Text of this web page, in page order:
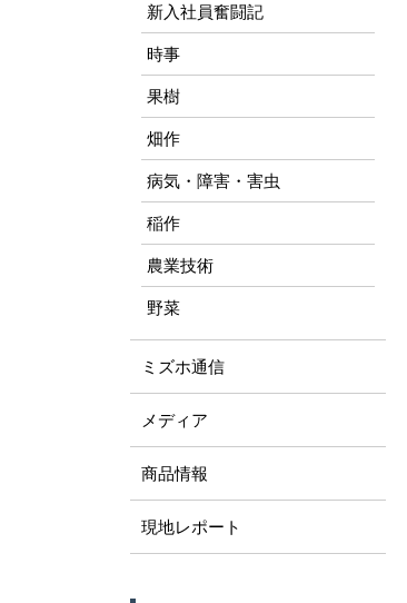
新入社員奮闘記
時事
果樹
畑作
病気・障害・害虫
稲作
農業技術
野菜
ミズホ通信
メディア
商品情報
現地レポート